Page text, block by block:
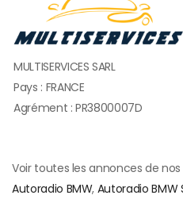
MULTISERVICES SARL
Pays : FRANCE
Agrément : PR3800007D
Voir toutes les annonces de
Autoradio BMW, Autoradio BMW